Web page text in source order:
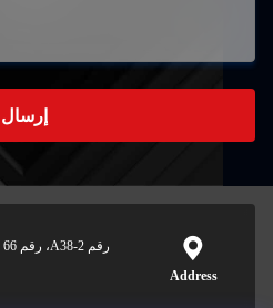
إرسال
Address